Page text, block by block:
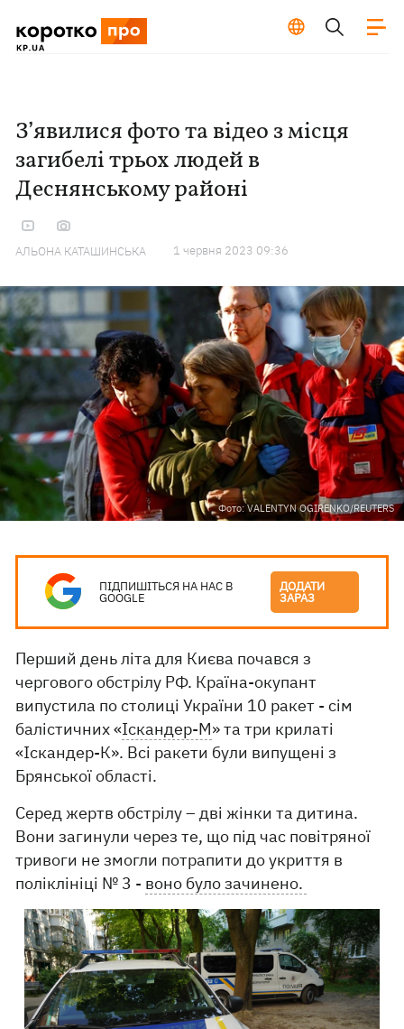
З’явилися фото та відео з місця
загибелі трьох людей в
Деснянському районі
АЛЬОНА КАТАШИНСЬКА 1 червня 2023 09:36
Фото: VALENTYN OGIRENKO/REUTERS
ПІДПИШІТЬСЯ НА НАС В
GOOGLE
ДОДАТИ
ЗАРАЗ
Перший день літа для Києва почався з
чергового обстрілу РФ. Країна-окупант
випустила по столиці України 10 ракет - сім
балістичних «Іскандер-М» та три крилаті
«Іскандер-К». Всі ракети були випущені з
Брянської області.
Серед жертв обстрілу – дві жінки та дитина.
Вони загинули через те, що під час повітряної
тривоги не змогли потрапити до укриття в
поліклініці № 3 - воно було зачинено.